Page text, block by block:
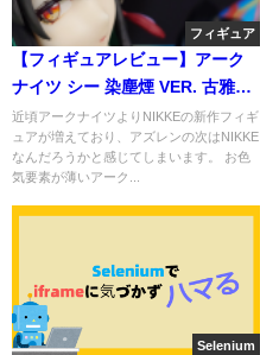
フィギュア
【フィギュアレビュー】アーク
ナイツ シー 染塵煙 VER. 古雅な
魅力を存分に・・・
近頃アークナイツよりNIKKEの新作フィギ
ュアが増えており、アズレンの次はNIKKE
なんだろうかと感じてしまいます。 お色
気要素が薄いアーク...
Selenium